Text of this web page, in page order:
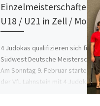
Einzelmeisterschaften
U18 / U21 in Zell / Mosel
4 Judokas qualifizieren sich für die
Südwest Deutsche Meisterschaft
Am Sonntag 9. Februar startete
der VfL Lahnstein mit 4 Judokas in